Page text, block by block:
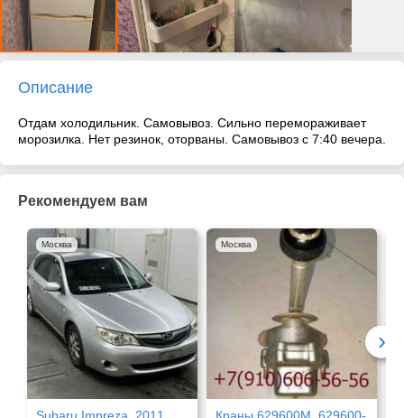
Описание
Отдам холодильник. Самовывоз. Сильно перемораживает
морозилка. Нет резинок, оторваны. Самовывоз с 7:40 вечера.
Рекомендуем вам
Москва Москва
›